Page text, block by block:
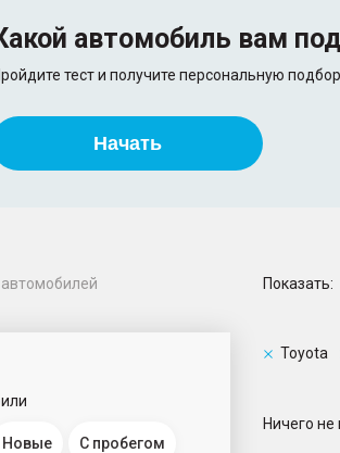
автомобиль вам
тест и получите персональную
Начать
автомобилей
Новые С пробегом
Показать:
Toyota
Ничего не